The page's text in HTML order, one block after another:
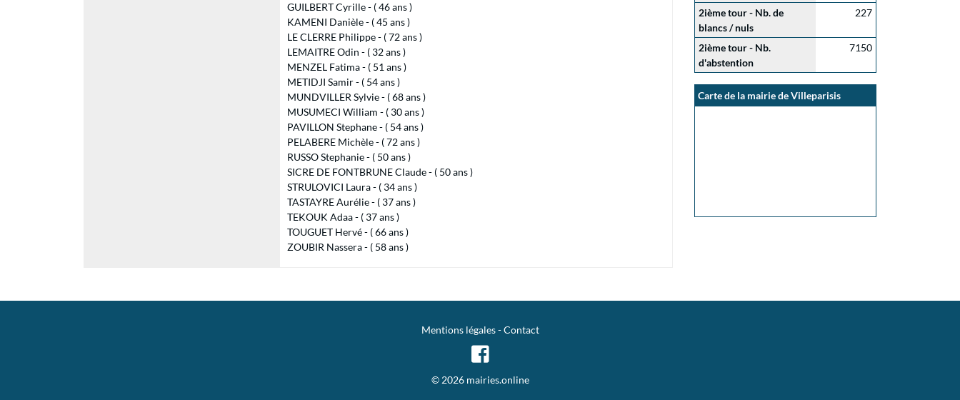
GUILBERT Cyrille - ( 46 ans )
KAMENI Danièle - ( 45 ans )
LE CLERRE Philippe - ( 72 ans )
LEMAITRE Odin - ( 32 ans )
MENZEL Fatima - ( 51 ans )
METIDJI Samir - ( 54 ans )
MUNDVILLER Sylvie - ( 68 ans )
MUSUMECI William - ( 30 ans )
PAVILLON Stephane - ( 54 ans )
PELABERE Michèle - ( 72 ans )
RUSSO Stephanie - ( 50 ans )
SICRE DE FONTBRUNE Claude - ( 50 ans )
STRULOVICI Laura - ( 34 ans )
TASTAYRE Aurélie - ( 37 ans )
TEKOUK Adaa - ( 37 ans )
TOUGUET Hervé - ( 66 ans )
ZOUBIR Nassera - ( 58 ans )
2ième tour - Nb. de
blancs / nuls
227
2ième tour - Nb.
d'abstention
7150
Carte de la mairie de Villeparisis
Mentions légales-Contact
© 2026 mairies.online